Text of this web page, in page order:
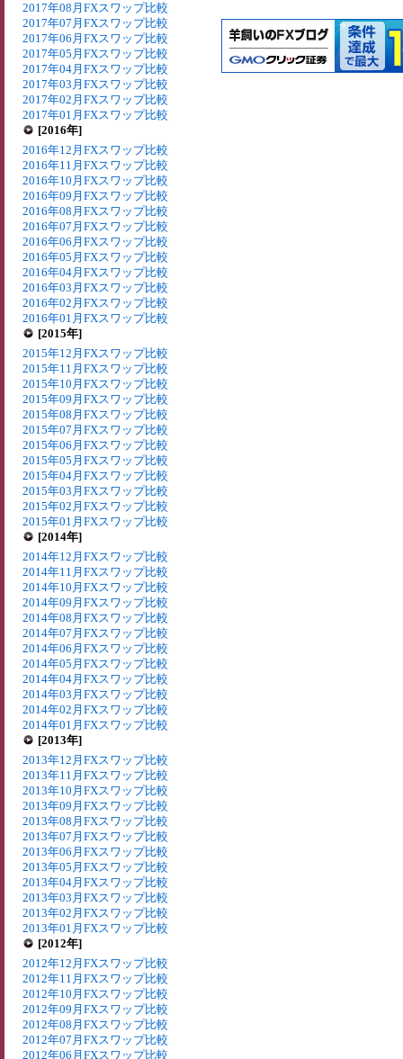
2017年08月FXスワップ比較
2017年07月FXスワップ比較
2017年06月FXスワップ比較
2017年05月FXスワップ比較
2017年04月FXスワップ比較
2017年03月FXスワップ比較
2017年02月FXスワップ比較
2017年01月FXスワップ比較
[2016年]
2016年12月FXスワップ比較
2016年11月FXスワップ比較
2016年10月FXスワップ比較
2016年09月FXスワップ比較
2016年08月FXスワップ比較
2016年07月FXスワップ比較
2016年06月FXスワップ比較
2016年05月FXスワップ比較
2016年04月FXスワップ比較
2016年03月FXスワップ比較
2016年02月FXスワップ比較
2016年01月FXスワップ比較
[2015年]
2015年12月FXスワップ比較
2015年11月FXスワップ比較
2015年10月FXスワップ比較
2015年09月FXスワップ比較
2015年08月FXスワップ比較
2015年07月FXスワップ比較
2015年06月FXスワップ比較
2015年05月FXスワップ比較
2015年04月FXスワップ比較
2015年03月FXスワップ比較
2015年02月FXスワップ比較
2015年01月FXスワップ比較
[2014年]
2014年12月FXスワップ比較
2014年11月FXスワップ比較
2014年10月FXスワップ比較
2014年09月FXスワップ比較
2014年08月FXスワップ比較
2014年07月FXスワップ比較
2014年06月FXスワップ比較
2014年05月FXスワップ比較
2014年04月FXスワップ比較
2014年03月FXスワップ比較
2014年02月FXスワップ比較
2014年01月FXスワップ比較
[2013年]
2013年12月FXスワップ比較
2013年11月FXスワップ比較
2013年10月FXスワップ比較
2013年09月FXスワップ比較
2013年08月FXスワップ比較
2013年07月FXスワップ比較
2013年06月FXスワップ比較
2013年05月FXスワップ比較
2013年04月FXスワップ比較
2013年03月FXスワップ比較
2013年02月FXスワップ比較
2013年01月FXスワップ比較
[2012年]
2012年12月FXスワップ比較
2012年11月FXスワップ比較
2012年10月FXスワップ比較
2012年09月FXスワップ比較
2012年08月FXスワップ比較
2012年07月FXスワップ比較
2012年06月FXスワップ比較